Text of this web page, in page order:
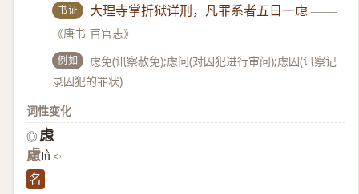
书证 大理寺掌折狱详刑，凡罪系者五日一虑 ——
《唐书·百官志》
例如
虑免(讯察赦免);虑问(对囚犯进行审问);虑囚(讯察记
录囚犯的罪状)
词性变化
◎ 虑
慮lǜ
名